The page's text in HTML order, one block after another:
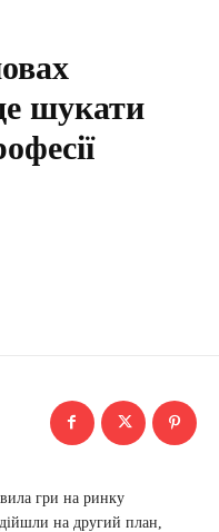
шукати
гри на ринку
на другий план,